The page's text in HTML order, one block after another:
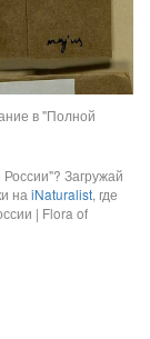
в "Полной
Загружай
на iNaturalist, где
| Flora of